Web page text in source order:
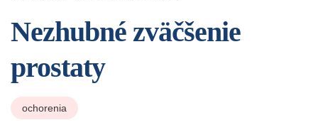
Nezhubné zväčšenie
prostaty
ochorenia